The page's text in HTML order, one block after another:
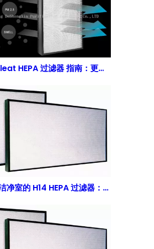
Mini-Pleat HEPA 过滤器 指南：更大化表面积和低阻力 | 得胜鑫
适用于洁净室的 H14 HEPA 过滤器：99.995% 效率且符合 GMP | 得胜鑫 (DSX)